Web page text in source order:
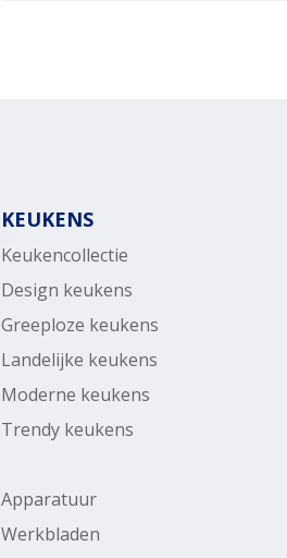
KEUKENS
Keukencollectie
Design keukens
Greeploze keukens
Landelijke keukens
Moderne keukens
Trendy keukens
Apparatuur
Werkbladen